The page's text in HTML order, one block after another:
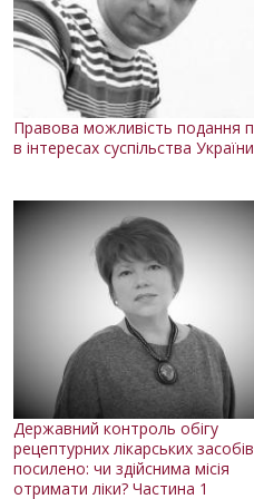
Правова можливість подання
в інтересах суспільства України
Державний контроль обігу
рецептурних лікарських засобів
посилено: чи здійснима місія
отримати ліки? Частина 1